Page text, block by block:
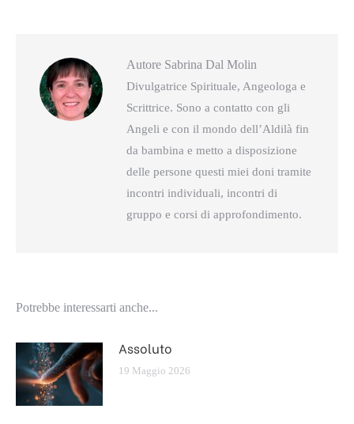
Autore Sabrina Dal Molin
Divulgatrice Spirituale, Angeologa e
Scrittrice. Sono a contatto con gli
Angeli e con il mondo dell’Aldilà fin
da bambina e metto a disposizione
delle persone questi miei doni tramite
incontri individuali, incontri di
gruppo e corsi di approfondimento.
Potrebbe interessarti anche...
Assoluto
19 Maggio 2026